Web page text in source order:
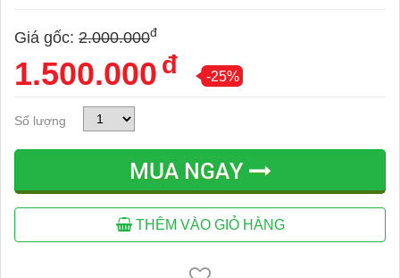
Giá gốc: 2.000.000đ
1.500.000 đ -25%
Số lượng
MUA NGAY
THÊM VÀO GIỎ HÀNG